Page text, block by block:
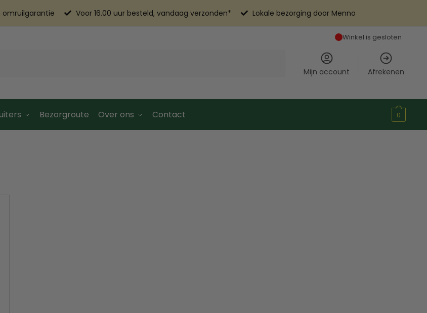
omruilgarantie Voor 16.00 uur besteld, vandaag verzonden* Lokale bezorging door Menno
Winkel is gesloten
Mijn account Afrekenen
Bezorgroute Over ons Contact 0